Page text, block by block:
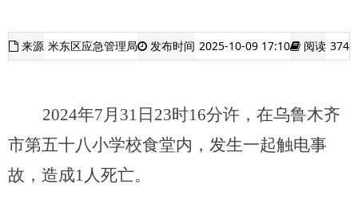
来源 米东区应急管理局 发布时间 2025-10-09 17:10 阅读 374
2024年7月 31 日 23时16分许， 在乌鲁木齐
市第五十八小学校食堂内，发生一起触电事
故， 造成1人死亡。